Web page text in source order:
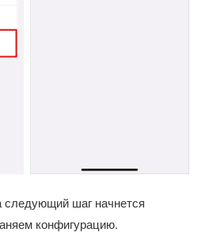
следующий шаг начнется
конфигурацию.